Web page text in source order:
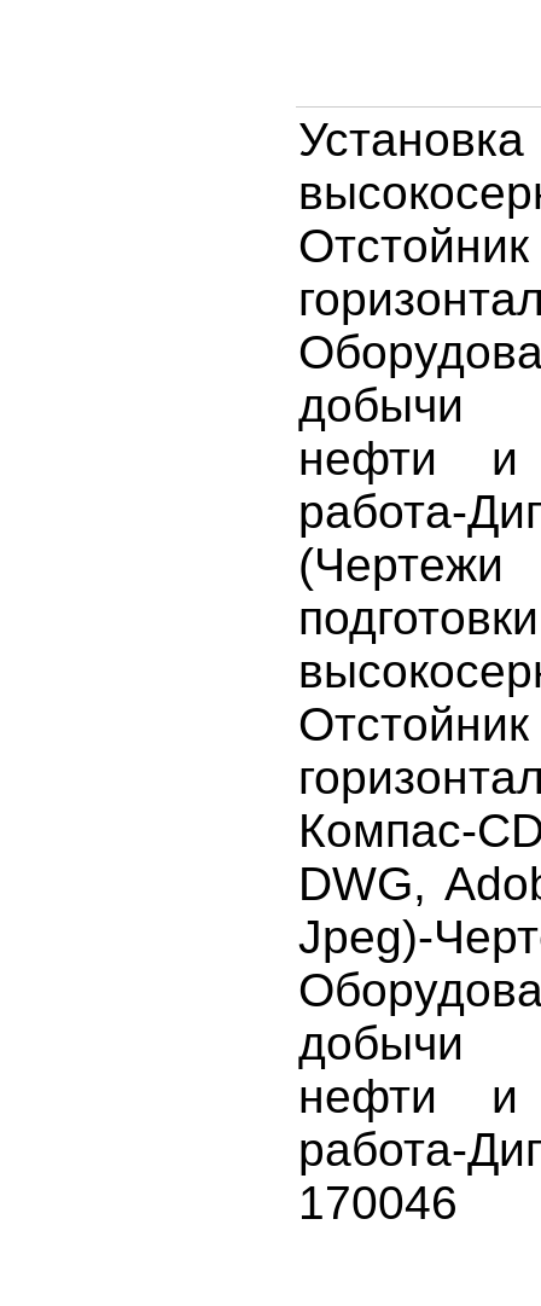
добычи
нефти и
работа-
подготовки
Компас-
DWG,
Jpeg)-
добычи
нефти и
работа-
170046